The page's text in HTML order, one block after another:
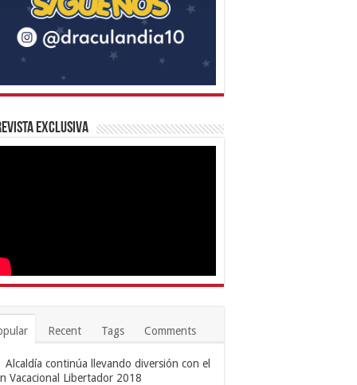
Exclusiva
Recent Tags Comments
Alcaldía continúa llevando diversión con el
Vacacional Libertador 2018